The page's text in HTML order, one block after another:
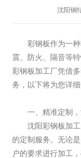
沈阳钢
彩钢板作为一
震、防火、隔音等
彩钢板加工厂凭借
务，以下将为您详
一、精准定制
沈阳彩钢板加
的定制服务。无论
户的要求进行加工